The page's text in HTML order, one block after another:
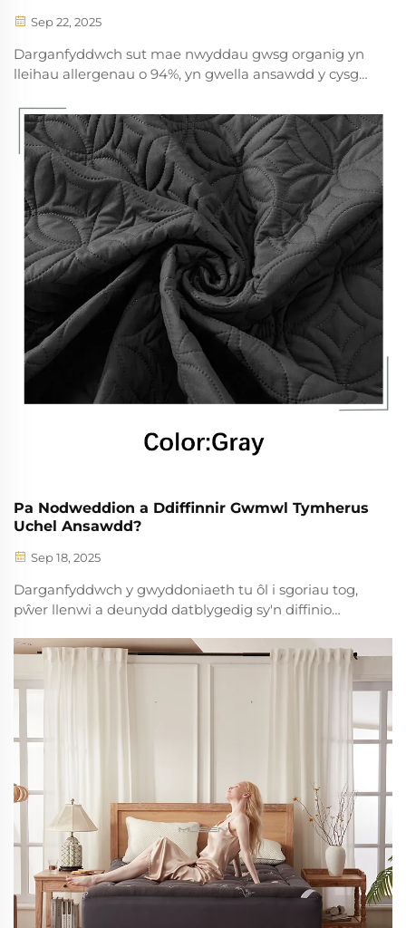
Sep 22, 2025
Darganfyddwch sut mae nwyddau gwsg organig yn
lleihau allergenau o 94%, yn gwella ansawdd y cysgu,
bod yn ddiogelach ar gyfer croen braf a better ar
gyfer y blaned. Archwiliwch y ffeithiau.
Pa Nodweddion a Ddiffinnir Gwmwl Tymherus
Uchel Ansawdd?
Sep 18, 2025
Darganfyddwch y gwyddoniaeth tu ôl i sgoriau tog,
pŵer llenwi a deunydd datblygedig sy'n diffinio
sut i ddewis cynhesrwydd, hyd-droadwydd a
chynaliadwyedd. Caelwch y canllaw prynu uchaf.